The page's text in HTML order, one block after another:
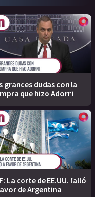
grandes dudas con la
que hizo Adorni
La corte de EE.UU. falló
de Argentina